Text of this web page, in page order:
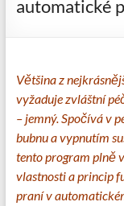
automatické
Většina z
vyžaduje zvláštní
– jemný. Spočívá v
bubnu a vypnutím
tento program plně
vlastnosti a princip
praní v